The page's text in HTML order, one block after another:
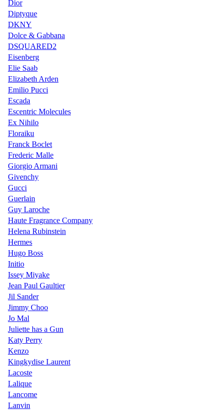
Dior
Diptyque
DKNY
Dolce & Gabbana
DSQUARED2
Eisenberg
Elie Saab
Elizabeth Arden
Emilio Pucci
Escada
Escentric Molecules
Ex Nihilo
Floraiku
Franck Boclet
Frederic Malle
Giorgio Armani
Givenchy
Gucci
Guerlain
Guy Laroche
Haute Fragrance Company
Helena Rubinstein
Hermes
Hugo Boss
Initio
Issey Miyake
Jean Paul Gaultier
Jil Sander
Jimmy Choo
Jo Mal
Juliette has a Gun
Katy Perry
Kenzo
Kingkydise Laurent
Lacoste
Lalique
Lancome
Lanvin